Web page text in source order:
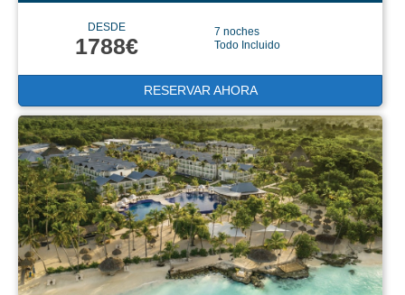
DESDE
1788€
7 noches
Todo Incluido
RESERVAR AHORA